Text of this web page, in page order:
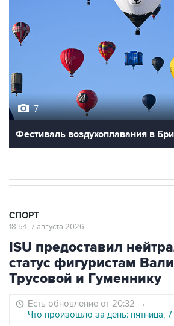
7
Фестиваль воздухоплавания в
СПОРТ
18:54, 7 августа 2026
ISU предоставил
статус фигуристам
Трусовой и Гуменнику
Есть обновление от 20:32 →
Что произошло за день: пятница, 7